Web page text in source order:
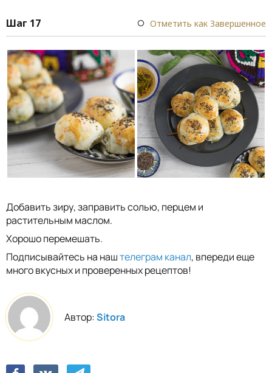
Шаг 17 Отметить как Завершенное
Добавить зиру, заправить солью, перцем и
растительным маслом.
Хорошо перемешать.
Подписывайтесь на наштелеграм канал, впереди еще
много вкусных и проверенных рецептов!
Автор:Sitora